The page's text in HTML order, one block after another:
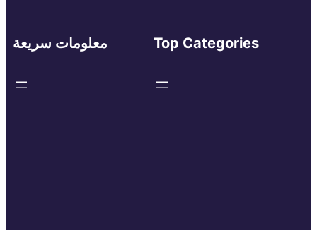
معلومات سريعة Top Categories